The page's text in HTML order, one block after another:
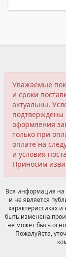
Уважаемые
и сроки
актуальны.
подтверждены
оформления
только при
оплате на
и условия
Приносим
Вся информация на
и не является
характеристиках
быть изменена
не может быть
Пожалуйста,